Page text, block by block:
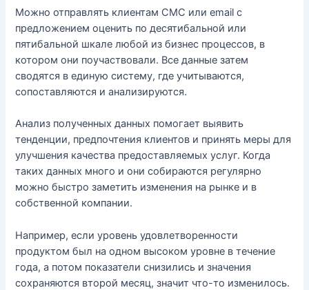
Можно отправлять клиентам СМС или email с
предложением оценить по десятибальной или
пятибальной шкале любой из бизнес процессов, в
котором они поучаствовали. Все данные затем
сводятся в единую систему, где учитываются,
сопоставляются и анализируются.
Анализ полученных данных помогает выявить
тенденции, предпочтения клиентов и принять меры для
улучшения качества предоставляемых услуг. Когда
таких данных много и они собираются регулярно
можно быстро заметить изменения на рынке и в
собственной компании.
Например, если уровень удовлетворенности
продуктом был на одном высоком уровне в течение
года, а потом показатели снизились и значения
сохраняются второй месяц, значит что-то изменилось.